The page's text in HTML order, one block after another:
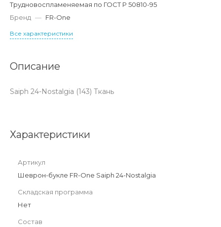
Трудновоспламеняемая по ГОСТ Р 50810-95
Бренд — FR-One
Все характеристики
Описание
Saiph 24-Nostalgia (143) Ткань
Характеристики
Артикул
Шеврон-букле FR-One Saiph 24-Nostalgia
Складская программа
Нет
Состав